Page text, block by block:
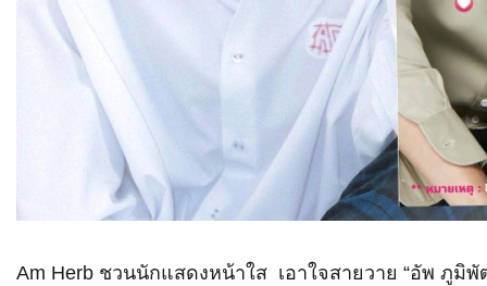
Am Herb ชวนนักแสดงหน้าใส เอาใจสายวาย​ “อัพ ภูมิพั